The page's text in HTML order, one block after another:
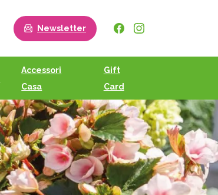
Newsletter
Accessori
Casa
Gift
Card